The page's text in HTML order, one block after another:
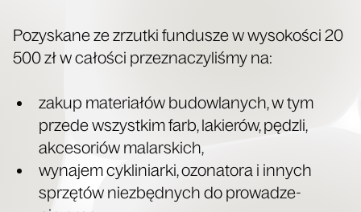
Pozy­ska­ne ze zrzut­ki fun­du­sze w wyso­ko­ści 20
500 zł w cało­ści prze­zna­czy­li­śmy na:
zakup mate­ria­łów budow­la­nych, w tym
przede wszyst­kim farb, lakie­rów, pędz­li,
akce­so­riów malarskich,
wyna­jem cykli­niar­ki, ozo­na­to­ra i innych
sprzę­tów nie­zbęd­nych do pro­wa­dze­